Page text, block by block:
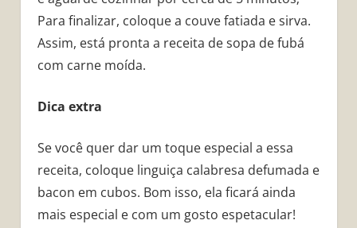
Para finalizar, coloque a couve fatiada e sirva.
Assim, está pronta a receita de sopa de fubá
com carne moída.
Dica extra
Se você quer dar um toque especial a essa
receita, coloque linguiça calabresa defumada e
bacon em cubos. Bom isso, ela ficará ainda
mais especial e com um gosto espetacular!